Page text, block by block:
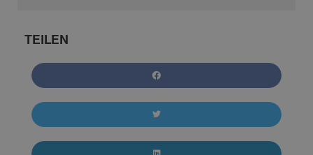
TEILEN